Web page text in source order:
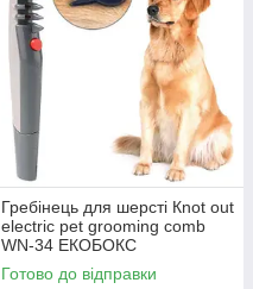
Гребінець для шерсті Кnot out
electric pet grooming comb
WN-34 ЕКОБОКС
Готово до відправки